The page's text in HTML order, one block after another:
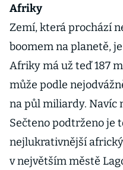
Afriky
Zemí, která prochází
boomem na planetě,
Afriky má už teď 187
může podle
na půl miliardy. Navíc
Sečteno podtrženo je
nejlukrativnější
v největším městě